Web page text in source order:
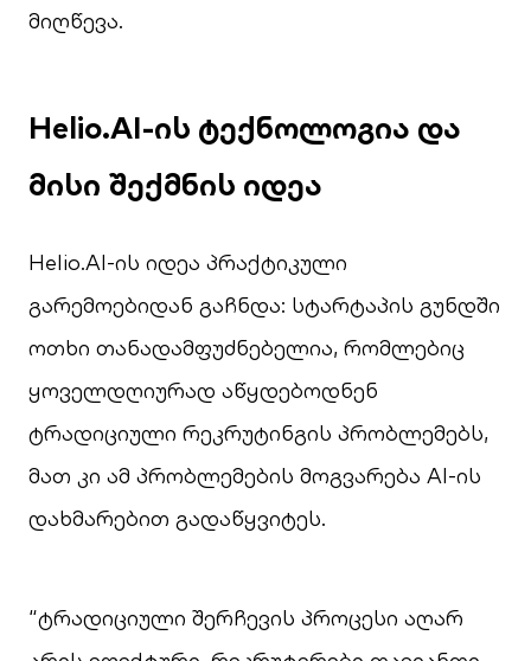
მიღწევა.
Helio.AI-ის ტექნოლოგია და
მისი შექმნის იდეა
Helio.AI-ის იდეა პრაქტიკული
გარემოებიდან გაჩნდა: სტარტაპის გუნდში
ოთხი თანადამფუძნებელია, რომლებიც
ყოველდღიურად აწყდებოდნენ
ტრადიციული რეკრუტინგის პრობლემებს,
მათ კი ამ პრობლემების მოგვარება AI-ის
დახმარებით გადაწყვიტეს.
“ტრადიციული შერჩევის პროცესი აღარ